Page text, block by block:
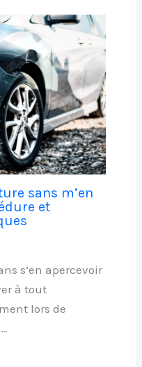
sans m’en
et
s’en apercevoir
à tout
lors de